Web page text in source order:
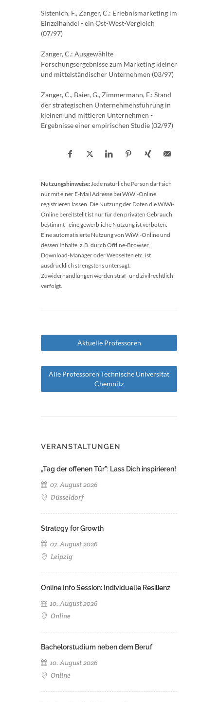
Sistenich, F., Zanger, C.: Erlebnismarketing im
Einzelhandel - ein Ost-West-Vergleich
(07/97)
Zanger, C.: Ausgewählte
Forschungsergebnisse zum Marketing kleiner
und mittelständischer Unternehmen (03/97)
Zanger, C., Baier, G., Zimmermann, F.: Stand
der strategischen Unternehmensführung in
kleinen und mittleren Unternehmen -
Ergebnisse einer empirischen Studie (02/97)
Nutzungshinweise:Jede natürliche Person darf sich
nur mit einer E-Mail Adresse bei WiWi-Online
registrieren lassen. Die Nutzung der Daten die WiWi-
Online bereitstellt ist nur für den privaten Gebrauch
bestimmt - eine gewerbliche Nutzung ist verboten.
Eine automatisierte Nutzung von WiWi-Online und
dessen Inhalte, z.B. durch Offline-Browser,
Download-Manager oder Webseiten etc. ist
ausdrücklich strengstens untersagt.
Zuwiderhandlungen werden straf- und zivilrechtlich
verfolgt.
Aktuelle Professoren
Alle Professoren Technische Universität
Chemnitz
VERANSTALTUNGEN
„Tag der offenen Tür": Lass Dich inspirieren!
07. August 2026
Düsseldorf
Strategy for Growth
07. August 2026
Leipzig
Online Info Session: Individuelle Resilienz
10. August 2026
Online
Bachelorstudium neben dem Beruf
10. August 2026
Online